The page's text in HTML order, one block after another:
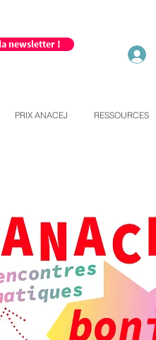
newsletter !
PRIX ANACEJ RESSOURCES